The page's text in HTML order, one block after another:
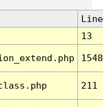
Line
13
1548
211